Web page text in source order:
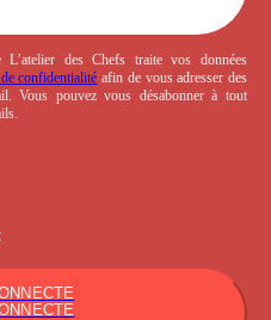
des Chefs traite vos données
confidentialité afin de vous adresser des
Vous pouvez vous désabonner à tout